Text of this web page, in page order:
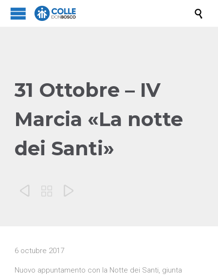

31 Ottobre – IV
Marcia «La notte
dei Santi»
  
6 octubre 2017
Nuovo appuntamento con la Notte dei Santi, giunta